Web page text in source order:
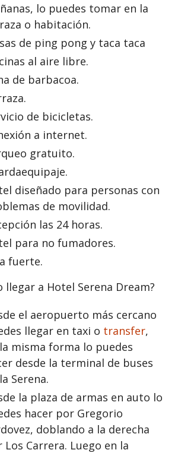
lo puedes tomar en la
o habitación.
de ping pong y taca taca
al aire libre.
de barbacoa.
de bicicletas.
a internet.
gratuito.
diseñado para personas con
de movilidad.
las 24 horas.
para no fumadores.
fuerte.
llegar a Hotel Serena Dream?
el aeropuerto más cercano
llegar en taxi o transfer,
misma forma lo puedes
desde la terminal de buses
Serena.
la plaza de armas en auto lo
hacer por Gregorio
doblando a la derecha
Los Carrera. Luego en la